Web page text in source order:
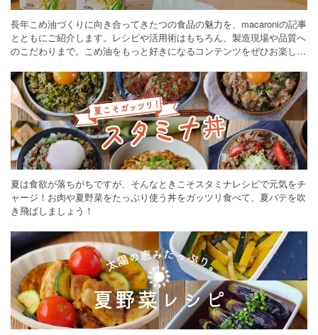
長年こめ油づくりに向き合ってきたつの食品の魅力を、macaroniの記事
とともにご紹介します。レシピや活用術はもちろん、製造現場や品質へ
のこだわりまで。こめ油をもっと好きになるコンテンツをぜひお楽しみ
夏は食欲が落ちがちですが、そんなときこそスタミナレシピで元気をチ
ャージ！お肉や夏野菜をたっぷり使う丼をガッツリ食べて、夏バテを吹
き飛ばしましょう！